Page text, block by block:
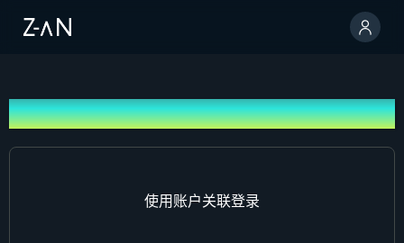
登录
使用账户关联登录